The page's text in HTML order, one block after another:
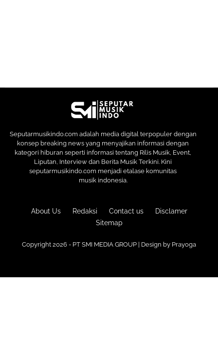
Seputarmusikindo.com adalah media digital terpopuler dengan
konsep breaking news yang menyajikan informasi dengan
kategori hiburan seperti informasi tentang Rilis Musik, Event,
Liputan, Interview dan Berita Musik Terkini. Kini
seputarmusikindo.com menjadi etalase komunitas
musik indonesia.
Copyright 2026 - PT SMI MEDIA GROUP | Design by Prayoga
About Us Redaksi Contact us
Disclamer
Sitemap